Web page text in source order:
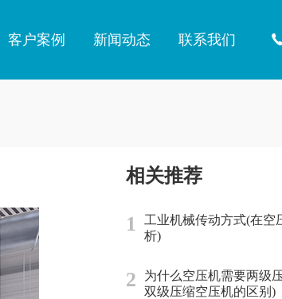
客户案例 新闻动态 联系我们
相关推荐
1
工业机械传动方式(在空
析)
2
为什么空压机需要两级
双级压缩空压机的区别)